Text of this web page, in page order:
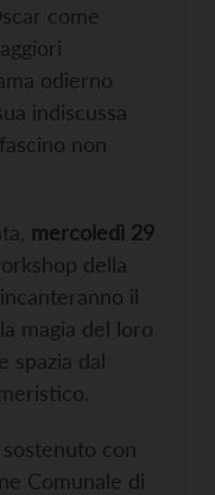
come
odierno
indiscussa
non
mercoledì 29
della
il
magia del loro
spazia dal
con
Comunale di